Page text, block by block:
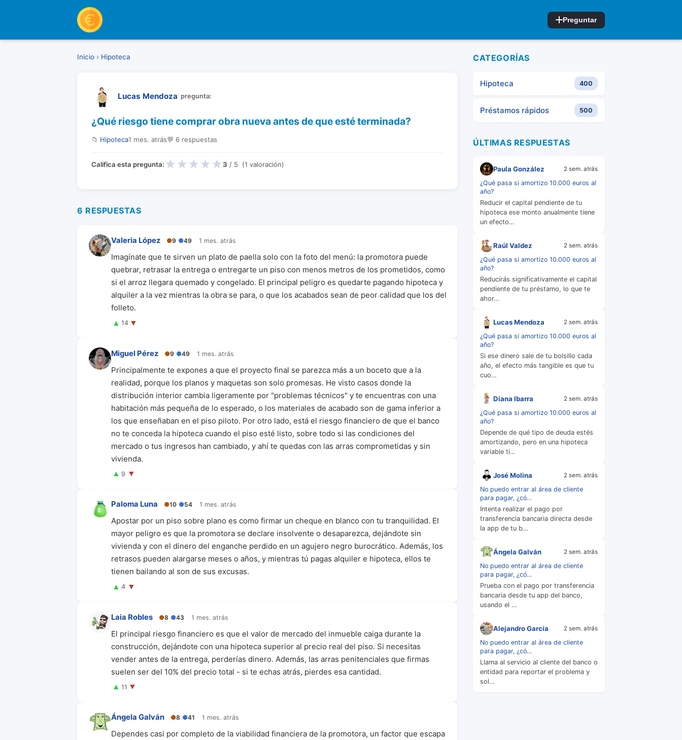
Preguntar
Inicio › Hipoteca
Lucas Mendoza pregunta:
¿Qué riesgo tiene comprar obra nueva antes de que esté terminada?
📁 Hipoteca1 mes. atrás💬 6 respuestas
Califica esta pregunta: ★ ★ ★ ★ ★3 / 5 (1 valoración)
6 RESPUESTAS
Valeria López ●9 ●49 1 mes. atrás
Imagínate que te sirven un plato de paella solo con la foto del menú: la promotora puede
quebrar, retrasar la entrega o entregarte un piso con menos metros de los prometidos, como
si el arroz llegara quemado y congelado. El principal peligro es quedarte pagando hipoteca y
alquiler a la vez mientras la obra se para, o que los acabados sean de peor calidad que los del
folleto.
▲ 14 ▼
Miguel Pérez ●9 ●49 1 mes. atrás
Principalmente te expones a que el proyecto final se parezca más a un boceto que a la
realidad, porque los planos y maquetas son solo promesas. He visto casos donde la
distribución interior cambia ligeramente por "problemas técnicos" y te encuentras con una
habitación más pequeña de lo esperado, o los materiales de acabado son de gama inferior a
los que enseñaban en el piso piloto. Por otro lado, está el riesgo financiero de que el banco
no te conceda la hipoteca cuando el piso esté listo, sobre todo si las condiciones del
mercado o tus ingresos han cambiado, y ahí te quedas con las arras comprometidas y sin
vivienda.
▲ 9 ▼
Paloma Luna ●10 ●54 1 mes. atrás
Apostar por un piso sobre plano es como firmar un cheque en blanco con tu tranquilidad. El
mayor peligro es que la promotora se declare insolvente o desaparezca, dejándote sin
vivienda y con el dinero del enganche perdido en un agujero negro burocrático. Además, los
retrasos pueden alargarse meses o años, y mientras tú pagas alquiler e hipoteca, ellos te
tienen bailando al son de sus excusas.
▲ 4 ▼
Laia Robles ●8 ●43 1 mes. atrás
El principal riesgo financiero es que el valor de mercado del inmueble caiga durante la
construcción, dejándote con una hipoteca superior al precio real del piso. Si necesitas
vender antes de la entrega, perderías dinero. Además, las arras penitenciales que firmas
suelen ser del 10% del precio total - si te echas atrás, pierdes esa cantidad.
▲ 11 ▼
Ángela Galván ●8 ●41 1 mes. atrás
Dependes casi por completo de la viabilidad financiera de la promotora, un factor que escapa
CATEGORÍAS
Hipoteca 400
Préstamos rápidos 500
ÚLTIMAS RESPUESTAS
Paula González 2 sem. atrás
¿Qué pasa si amortizo 10.000 euros al
año?
Reducir el capital pendiente de tu
hipoteca ese monto anualmente tiene
un efecto…
Raúl Valdez 2 sem. atrás
¿Qué pasa si amortizo 10.000 euros al
año?
Reducirás significativamente el capital
pendiente de tu préstamo, lo que te
ahor…
Lucas Mendoza 2 sem. atrás
¿Qué pasa si amortizo 10.000 euros al
año?
Si ese dinero sale de tu bolsillo cada
año, el efecto más tangible es que tu
cuo…
Diana Ibarra 2 sem. atrás
¿Qué pasa si amortizo 10.000 euros al
año?
Depende de qué tipo de deuda estés
amortizando, pero en una hipoteca
variable tí…
José Molina 2 sem. atrás
No puedo entrar al área de cliente
para pagar, ¿có…
Intenta realizar el pago por
transferencia bancaria directa desde
la app de tu b…
Ángela Galván 2 sem. atrás
No puedo entrar al área de cliente
para pagar, ¿có…
Prueba con el pago por transferencia
bancaria desde tu app del banco,
usando el …
Alejandro García 2 sem. atrás
No puedo entrar al área de cliente
para pagar, ¿có…
Llama al servicio al cliente del banco o
entidad para reportar el problema y
sol…